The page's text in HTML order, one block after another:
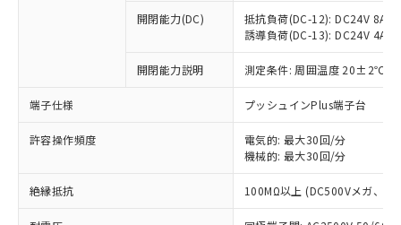
開閉能力(DC)
抵抗負荷(DC-12): DC24V 8A/
誘導負荷(DC-13): DC24V 4A/
開閉能力説明 測定条件: 周囲温度 20±2℃、
端子仕様 プッシュインPlus端子台
許容操作頻度
電気的: 最大30回/分
機械的: 最大30回/分
絶縁抵抗 100MΩ以上 (DC500Vメガ、点
本サービスは、当社制御機器事業取扱
商品の当社在庫状況および標準価格
(税抜)を提供させていただくもので
本サービスの対象外となる商品もある
ことをご了承ください。
在庫状況および標準価格照会結果は、
記載している更新日時点での社内デー
タに基づき作成されるものであり、閲
覧された時点での実際の在庫および標
調査・確認中：EU RoHS指令（10物質）の
非含有の対応状況を調査中または確認中の
非該当品：ライセンス料など無形物で、有
害物質有無と関係のない商品です。
仕入先様の事情により、非含有部品として
いたものが、含有品と判明した場合などや
むを得ず変更することがあります。
鉛(Pb) 1000ppm以下、 水銀(Hg) 1000ppm以下、 カド
六価クロム(Cr(Ⅵ)) 1000ppm以下、ポリ臭化ビフェニル
※1 中国RoHS○×表
「○」：最大均質材料含有率が中国RoHSの
基準値以下であることを示します。
「×」：最大均質材料含有率が中国RoHSの
基準値を超えていることを示します。
「－」：未確認です。当社販売部門へお問
*中国RoHS10物質の基準値 (GB/T26572)：
Pb(鉛) :1000ppm、 Hg(水銀) : 1000ppm、 Cd(カドミウ
当社は、これら貴社製品のうち、外国
為替および外国貿易法に定める商品
（以下｢規制貨物等」という）を輸出
または国外への提供する場合は、日本
国政府の輸出許可(または役務取引許
可)を取得するなどの必要な手続きを